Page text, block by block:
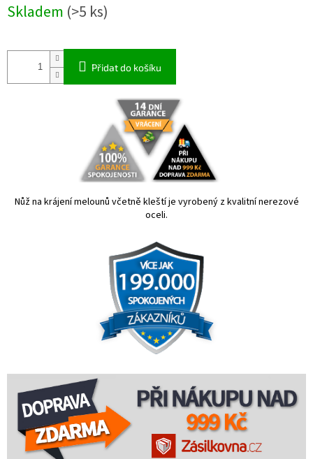
cena:
Skladem (>5 ks)
Přidat do košíku
Nůž na krájení melounů včetně kleští je vyrobený z kvalitní nerezové
oceli.